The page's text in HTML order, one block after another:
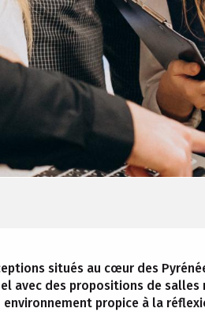
situés au cœur des
avec des propositions de
propice à la